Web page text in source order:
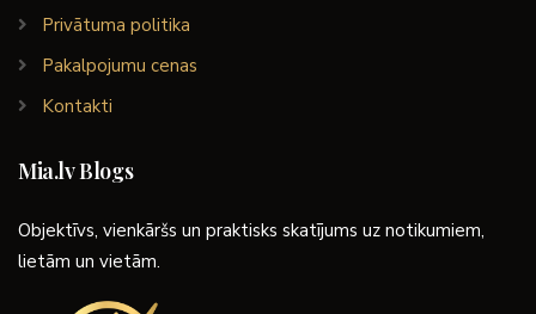
Privātuma politika
Pakalpojumu cenas
Kontakti
Mia.lv Blogs
Objektīvs, vienkāršs un praktisks skatījums uz notikumiem,
lietām un vietām.